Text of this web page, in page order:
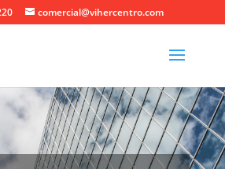
comercial@vihercentro.com